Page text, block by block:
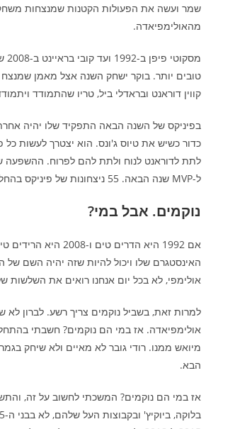
שמר ועשה את הפעולות הקטנות שמנצחות
מהאולימפיאדה.
טובים יותר. בוקר ישחק השנה אצל מאמן
קווין דוראנט ובראדלי ביל, טריו שהתמודד
בפיניקס של השנה הבאה התפקיד שלו יהיה
כדור כשיש את טיוס ג'ונס. הוא יצטרך לעשות
ל-MVP שנה הבאה. 55 ניצחונות של פיניקס בהחלט יכולים להכניס אותו לדיון.
נוקמים. אבל במי?
אולימפי, לא בכל יום אנחנו רואים את
אולימפיאדה. אז במי הם נוקמים? חשבתי
מיואש ממנו. רודי גובר לא מאיים ולא שיחק
הבא.
אז במי הם נוקמים? המשכתי לחשוב על זה,